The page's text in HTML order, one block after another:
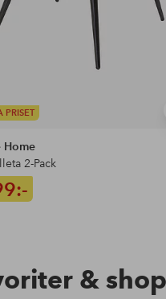
PRISET
Home
2-Pack
&